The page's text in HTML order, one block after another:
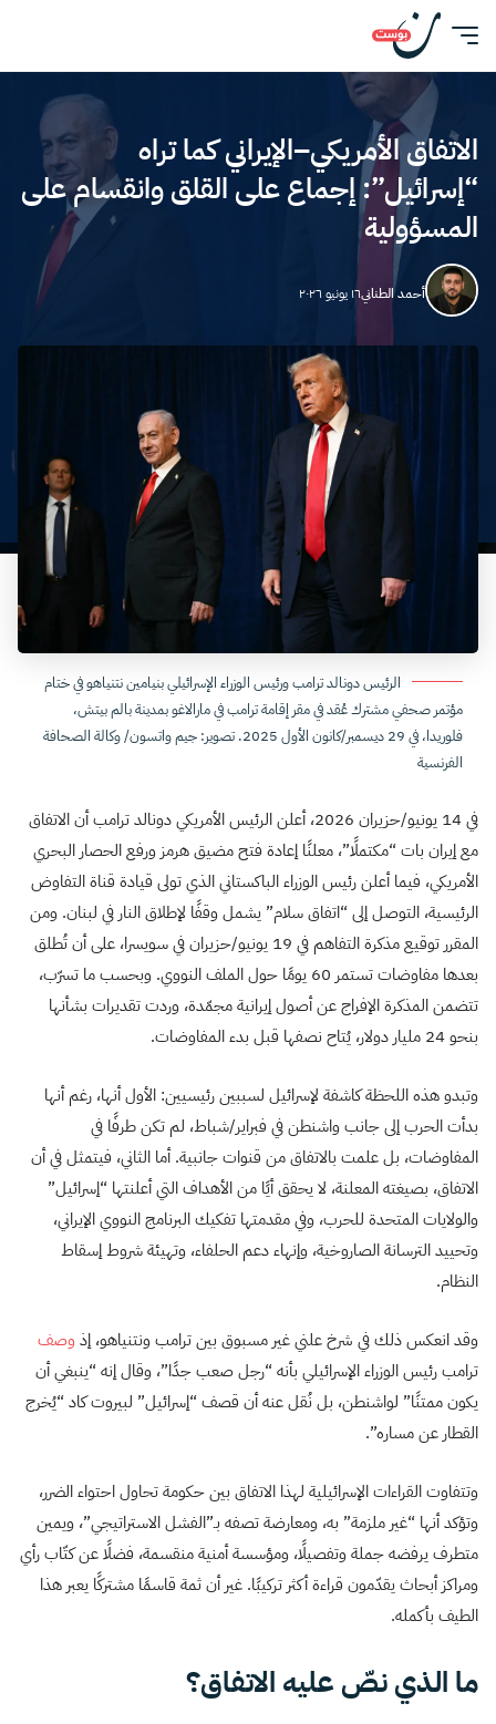
الاتفاق الأمريكي–الإيراني كما تراه
“إسرائيل”: إجماع على القلق وانقسام على
المسؤولية
أحمد الطناني١٦ يونيو ٢٠٢٦
الرئيس دونالد ترامب ورئيس الوزراء الإسرائيلي بنيامين نتنياهو في ختام
مؤتمر صحفي مشترك عُقد في مقر إقامة ترامب في مارالاغو بمدينة بالم بيتش،
فلوريدا، في 29 ديسمبر/كانون الأول 2025. تصوير: جيم واتسون/ وكالة الصحافة
الفرنسية
في 14 يونيو/حزيران 2026، أعلن الرئيس الأمريكي دونالد ترامب أن الاتفاق
مع إيران بات “مكتملًا”، معلنًا إعادة فتح مضيق هرمز ورفع الحصار البحري
الأمريكي، فيما أعلن رئيس الوزراء الباكستاني الذي تولى قيادة قناة التفاوض
الرئيسية، التوصل إلى “اتفاق سلام” يشمل وقفًا لإطلاق النار في لبنان. ومن
المقرر توقيع مذكرة التفاهم في 19 يونيو/حزيران في سويسرا، على أن تُطلق
بعدها مفاوضات تستمر 60 يومًا حول الملف النووي. وبحسب ما تسرّب،
تتضمن المذكرة الإفراج عن أصول إيرانية مجمّدة، وردت تقديرات بشأنها
بنحو 24 مليار دولار، يُتاح نصفها قبل بدء المفاوضات.
وتبدو هذه اللحظة كاشفة لإسرائيل لسببين رئيسيين: الأول أنها، رغم أنها
بدأت الحرب إلى جانب واشنطن في فبراير/شباط، لم تكن طرفًا في
المفاوضات، بل علمت بالاتفاق من قنوات جانبية. أما الثاني، فيتمثل في أن
الاتفاق، بصيغته المعلنة، لا يحقق أيًا من الأهداف التي أعلنتها “إسرائيل”
والولايات المتحدة للحرب، وفي مقدمتها تفكيك البرنامج النووي الإيراني،
وتحييد الترسانة الصاروخية، وإنهاء دعم الحلفاء، وتهيئة شروط إسقاط
النظام.
وقد انعكس ذلك في شرخ علني غير مسبوق بين ترامب ونتنياهو، إذ وصف
ترامب رئيس الوزراء الإسرائيلي بأنه “رجل صعب جدًا”، وقال إنه “ينبغي أن
يكون ممتنًا” لواشنطن، بل نُقل عنه أن قصف “إسرائيل” لبيروت كاد “يُخرج
القطار عن مساره”.
وتتفاوت القراءات الإسرائيلية لهذا الاتفاق بين حكومة تحاول احتواء الضرر،
وتؤكد أنها “غير ملزمة” به، ومعارضة تصفه بـ”الفشل الاستراتيجي”، ويمين
متطرف يرفضه جملة وتفصيلًا، ومؤسسة أمنية منقسمة، فضلًا عن كتّاب رأي
ومراكز أبحاث يقدّمون قراءة أكثر تركيبًا. غير أن ثمة قاسمًا مشتركًا يعبر هذا
الطيف بأكمله.
ما الذي نصّ عليه الاتفاق؟